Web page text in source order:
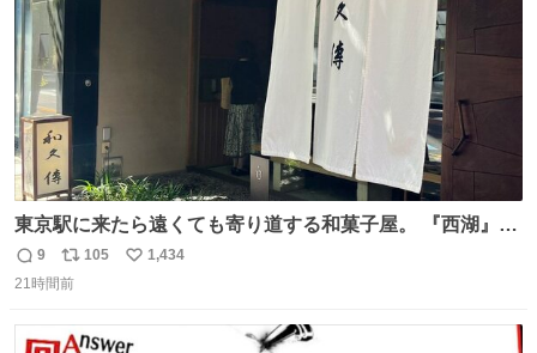
東京駅に来たら遠くても寄り道する和菓子屋。 『西湖』と
いう笹に包まれ、蓮根の粉で出来た生菓子がたまらなく美
味しい。 笹の香りと和三盆の風味、蓮粉のもちもちと特徴
返
信
9
リ
ポ
ト
105
い
数
1,434
21時間前